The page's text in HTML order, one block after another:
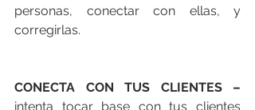
personas, conectar con ellas, y
corregirlas.
CONECTA CON TUS CLIENTES –
intenta tocar base con tus clientes